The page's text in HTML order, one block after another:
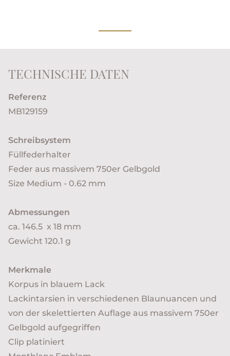
TECHNISCHE DATEN
Referenz
MB129159
Schreibsystem
Füllfederhalter
Feder aus massivem 750er Gelbgold
Size Medium - 0.62 mm
Abmessungen
ca. 146.5 x 18 mm
Gewicht 120.1 g
Merkmale
Korpus in blauem Lack
Lackintarsien in verschiedenen Blaunuancen und
von der skelettierten Auflage aus massivem 750er
Gelbgold aufgegriffen
Clip platiniert